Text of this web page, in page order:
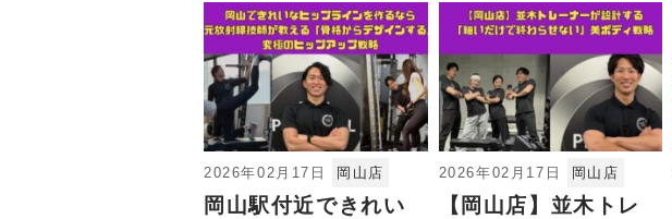
2026年02月17日 岡山店
岡山駅付近できれい
2026年02月17日 岡山店
【岡山店】並木トレ